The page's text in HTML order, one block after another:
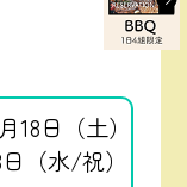
18日（土）
（水/祝）